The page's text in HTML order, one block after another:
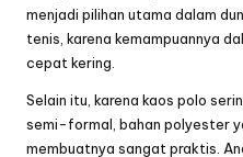
menjadi pilihan utama dalam
tenis, karena kemampuannya
cepat kering.
Selain itu, karena kaos polo
semi-formal, bahan polyester
membuatnya sangat praktis.